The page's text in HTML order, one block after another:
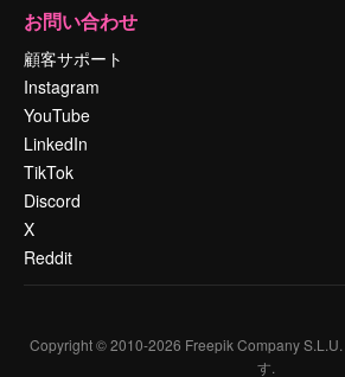
お問い合わせ
顧客サポート
Instagram
YouTube
LinkedIn
TikTok
Discord
X
Reddit
Copyright © 2010-2026 Freepik Company S.L.U.
す.